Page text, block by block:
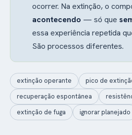
ocorrer. Na extinção, o
acontecendo — só que
essa experiência repetida
São processos diferentes.
extinção operante
pico de
recuperação espontânea
extinção de fuga
ignorar planejado